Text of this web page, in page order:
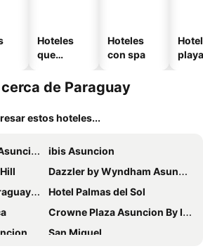
Hoteles
que
mascotas
Hoteles
con spa
playa
de Paraguay
estos hoteles...
by IHG
ibis Asuncion
Dazzler by Wyndham Asuncion
Resort
Hotel Palmas del Sol
Crowne Plaza Asuncion By Ihg
by Hilton
San Miguel